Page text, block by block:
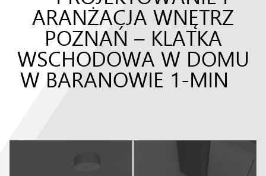
ARANŻACJA WNĘTRZ
POZNAŃ – KLATKA
WSCHODOWA W DOMU
W BARANOWIE 1-MIN